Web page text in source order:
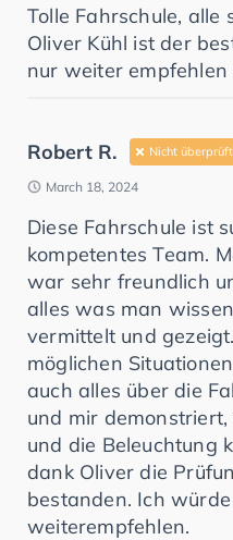
Tolle Fahrschule, alle
Oliver Kühl ist der
nur weiter empfehlen
Robert R. Nicht
March 18, 2024
Diese Fahrschule ist
kompetentes Team.
war sehr freundlich
alles was man
vermittelt und
möglichen
auch alles über die
und mir
und die Beleuchtung
dank Oliver die
bestanden. Ich
weiterempfehlen.